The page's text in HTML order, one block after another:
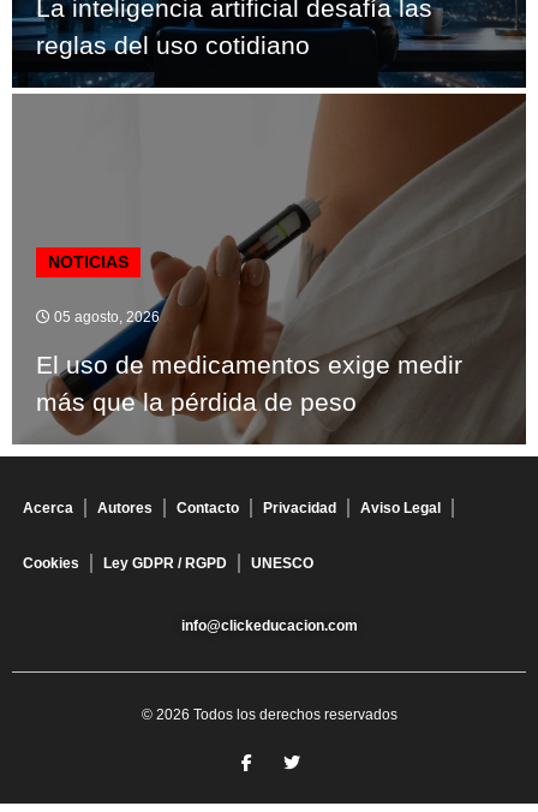
La inteligencia artificial desafía las
reglas del uso cotidiano
NOTICIAS
05 agosto, 2026
El uso de medicamentos exige medir
más que la pérdida de peso
Acerca Autores Contacto Privacidad Aviso Legal
Cookies Ley GDPR / RGPD UNESCO
info@clickeducacion.com
© 2026 Todos los derechos reservados